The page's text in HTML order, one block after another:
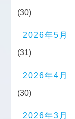
(30)
2026年5月
(31)
2026年4月
(30)
2026年3月